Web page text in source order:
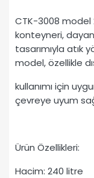
CTK-3008 model
konteyneri,
tasarımıyla atık
model, özellikle
kullanımı için
çevreye uyum
Ürün Özellikleri:
Hacim: 240 litre